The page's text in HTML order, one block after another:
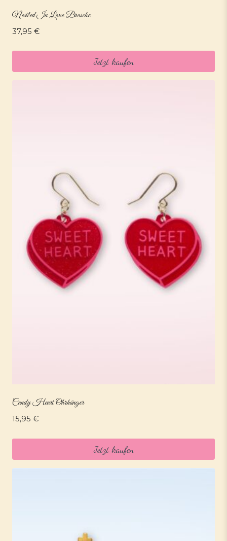
Nestled In Love Brosche
37,95 €
Jetzt kaufen
Candy Heart Ohrhänger
15,95 €
Jetzt kaufen